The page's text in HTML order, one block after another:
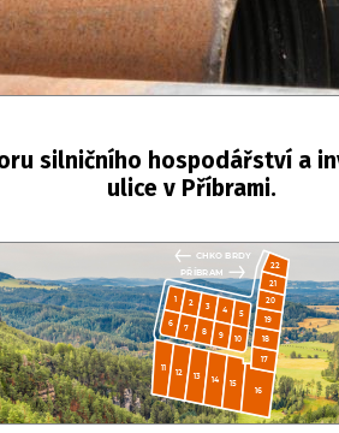
silničního hospodářství a
ulice v Příbrami.